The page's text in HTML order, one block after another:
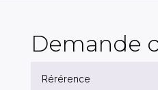
Demande